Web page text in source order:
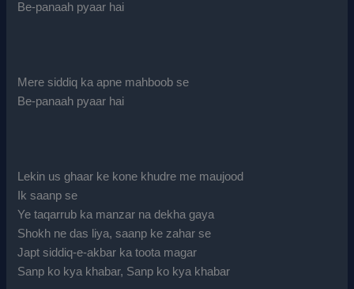
Be-panaah pyaar hai
Mere siddiq ka apne mahboob se
Be-panaah pyaar hai
Lekin us ghaar ke kone khudre me maujood
Ik saanp se
Ye taqarrub ka manzar na dekha gaya
Shokh ne das liya, saanp ke zahar se
Japt siddiq-e-akbar ka toota magar
Sanp ko kya khabar, Sanp ko kya khabar